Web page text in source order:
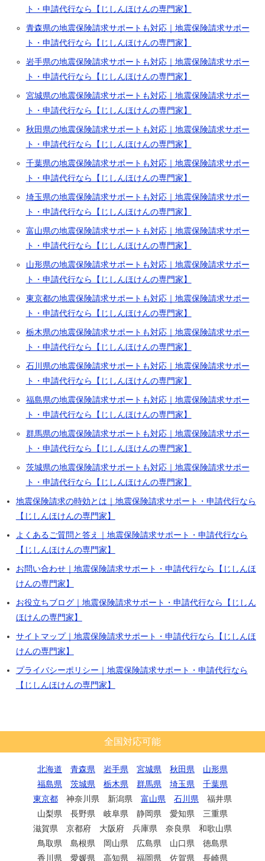
ト・申請代行なら【じしんほけんの専門家】
青森県の地震保険請求サポートも対応｜地震保険請求サポー
ト・申請代行なら【じしんほけんの専門家】
岩手県の地震保険請求サポートも対応｜地震保険請求サポー
ト・申請代行なら【じしんほけんの専門家】
宮城県の地震保険請求サポートも対応｜地震保険請求サポー
ト・申請代行なら【じしんほけんの専門家】
秋田県の地震保険請求サポートも対応｜地震保険請求サポー
ト・申請代行なら【じしんほけんの専門家】
千葉県の地震保険請求サポートも対応｜地震保険請求サポー
ト・申請代行なら【じしんほけんの専門家】
埼玉県の地震保険請求サポートも対応｜地震保険請求サポー
ト・申請代行なら【じしんほけんの専門家】
富山県の地震保険請求サポートも対応｜地震保険請求サポー
ト・申請代行なら【じしんほけんの専門家】
山形県の地震保険請求サポートも対応｜地震保険請求サポー
ト・申請代行なら【じしんほけんの専門家】
東京都の地震保険請求サポートも対応｜地震保険請求サポー
ト・申請代行なら【じしんほけんの専門家】
栃木県の地震保険請求サポートも対応｜地震保険請求サポー
ト・申請代行なら【じしんほけんの専門家】
石川県の地震保険請求サポートも対応｜地震保険請求サポー
ト・申請代行なら【じしんほけんの専門家】
福島県の地震保険請求サポートも対応｜地震保険請求サポー
ト・申請代行なら【じしんほけんの専門家】
群馬県の地震保険請求サポートも対応｜地震保険請求サポー
ト・申請代行なら【じしんほけんの専門家】
茨城県の地震保険請求サポートも対応｜地震保険請求サポー
ト・申請代行なら【じしんほけんの専門家】
地震保険請求の時効とは｜地震保険請求サポート・申請代行なら
【じしんほけんの専門家】
よくあるご質問と答え｜地震保険請求サポート・申請代行なら
【じしんほけんの専門家】
お問い合わせ｜地震保険請求サポート・申請代行なら【じしんほ
けんの専門家】
お役立ちブログ｜地震保険請求サポート・申請代行なら【じしん
ほけんの専門家】
サイトマップ｜地震保険請求サポート・申請代行なら【じしんほ
けんの専門家】
プライバシーポリシー｜地震保険請求サポート・申請代行なら
【じしんほけんの専門家】
全国対応可能
北海道 青森県 岩手県 宮城県 秋田県
山形県
福島県
茨城県 栃木県 群馬県 埼玉県
千葉県
東京都 神奈川県 新潟県 富山県 石川県 福井県
山梨県 長野県 岐阜県 静岡県 愛知県 三重県
滋賀県 京都府 大阪府 兵庫県 奈良県 和歌山県
鳥取県 島根県 岡山県 広島県 山口県 徳島県
香川県 愛媛県 高知県 福岡県 佐賀県 長崎県